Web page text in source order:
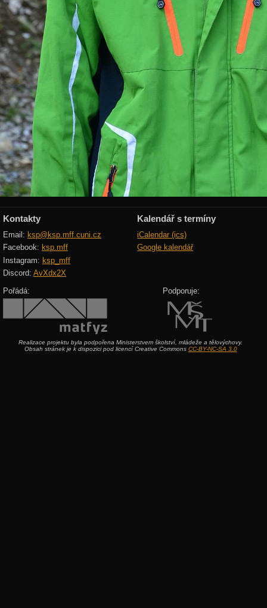
Kontakty
Email: ksp@ksp.mff.cuni.cz
Facebook: ksp.mff
Instagram: ksp_mff
Discord: AvXdx2X
Kalendář s termíny
iCalendar (ics)
Google kalendář
Pořádá: Podporuje:
Realizace projektu byla podpořena Ministerstvem školství, mládeže a tělovýchovy.
Obsah stránek je k dispozici pod licencí Creative Commons CC-BY-NC-SA 3.0